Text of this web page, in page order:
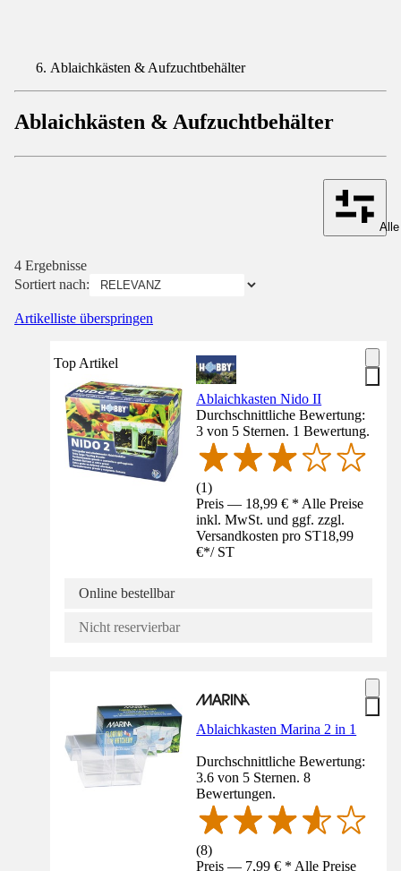
Ablaichkästen & Aufzuchtbehälter
Ablaichkästen & Aufzuchtbehälter
4 Ergebnisse
Sortiert nach:
Artikelliste überspringen
Top Artikel
Ablaichkasten Nido II
Durchschnittliche Bewertung:
3 von 5 Sternen. 1 Bewertung.
(1)
Preis — 18,99 € * Alle Preise
inkl. MwSt. und ggf. zzgl.
Versandkosten pro ST18,99
€*/ ST
Online bestellbar
Nicht reservierbar
Ablaichkasten Marina 2 in 1
Durchschnittliche Bewertung:
3.6 von 5 Sternen. 8
Bewertungen.
(8)
Preis — 7,99 € * Alle Preise